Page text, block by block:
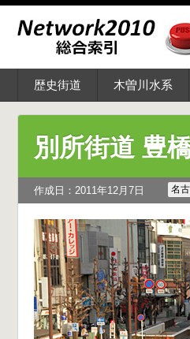
歴史街道 木曽川水系
別所街道 豊
作成日：2011年12月7日 名